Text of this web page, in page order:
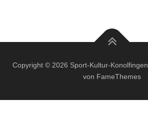
Copyright © 2026 Sport-Kultur-Konolfingen
von FameThemes